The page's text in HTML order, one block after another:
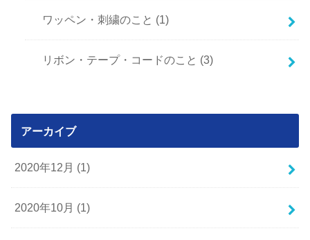
ワッペン・刺繍のこと (1)
リボン・テープ・コードのこと (3)
アーカイブ
2020年12月 (1)
2020年10月 (1)